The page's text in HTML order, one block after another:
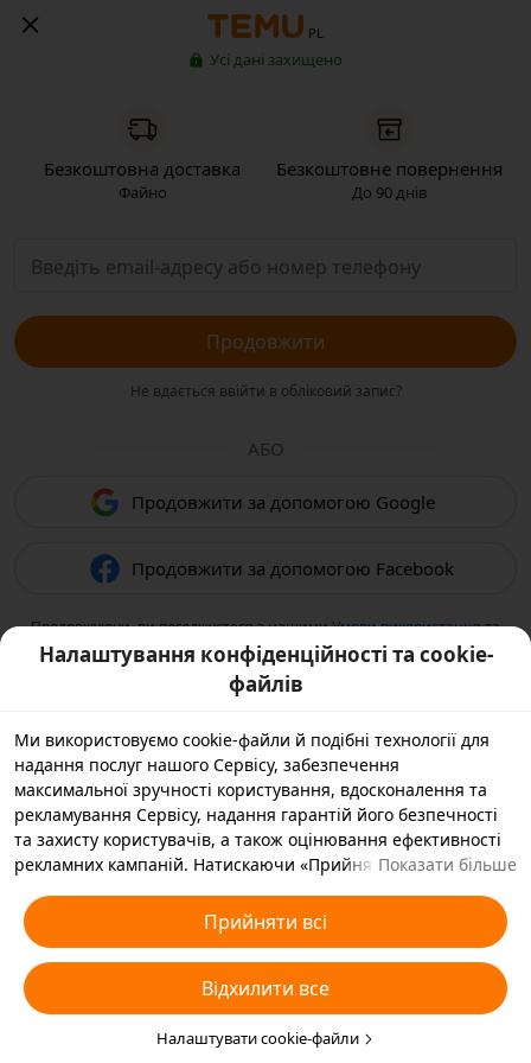
PL
Усі дані захищено
Безкоштовна доставка
Файно
Безкоштовне повернення
До 90 днів
Продовжити
Не вдається ввійти в обліковий запис?
АБО
Продовжити за допомогою Google
Продовжити за допомогою Facebook
Продовжуючи, ви погоджуєтеся з нашимиУмови використаннята
підтверджуєте, що прочитали нашуПолітикою конфіденційності
Налаштування конфіденційності та cookie-
файлів
Ми використовуємо cookie-файли й подібні технології для
надання послуг нашого Сервісу, забезпечення
максимальної зручності користування, вдосконалення та
рекламування Сервісу, надання гарантій його безпечності
та захисту користувачів, а також оцінювання ефективності
рекламних кампаній. Натискаючи «Прийняти всі», ви
cookie-файли й подібні технології на вашому пристрої,
зібрані в рекламних цілях. Ви також можете вибрати
варіант «Відхилити всі» для необов’язкових cookie-файлів
або вказати, які типи cookie-файлів ви згодні прийняти, а які
бажаєте заблокувати, натиснувши «Налаштувати cookie-
файли» нижче на цій сторінці або зайшовши в розділ
Показати більше
Прийняти всі
Відхилити все
Налаштувати cookie-файли